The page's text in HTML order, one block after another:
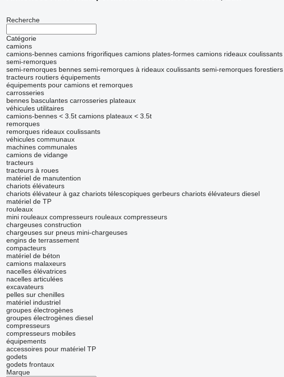
Recherche
Catégorie
camions
camions-bennes camions frigorifiques camions plates-formes camions rideaux coulissants
semi-remorques
semi-remorques bennes semi-remorques à rideaux coulissants semi-remorques forestiers
tracteurs routiers équipements
équipements pour camions et remorques
carrosseries
bennes basculantes carrosseries plateaux
véhicules utilitaires
camions-bennes < 3.5t camions plateaux < 3.5t
remorques
remorques rideaux coulissants
véhicules communaux
machines communales
camions de vidange
tracteurs
tracteurs à roues
matériel de manutention
chariots élévateurs
chariots élévateur à gaz chariots télescopiques gerbeurs chariots élévateurs diesel
matériel de TP
rouleaux
mini rouleaux compresseurs rouleaux compresseurs
chargeuses construction
chargeuses sur pneus mini-chargeuses
engins de terrassement
compacteurs
matériel de béton
camions malaxeurs
nacelles élévatrices
nacelles articulées
excavateurs
pelles sur chenilles
matériel industriel
groupes électrogènes
groupes électrogènes diesel
compresseurs
compresseurs mobiles
équipements
accessoires pour matériel TP
godets
godets frontaux
Marque